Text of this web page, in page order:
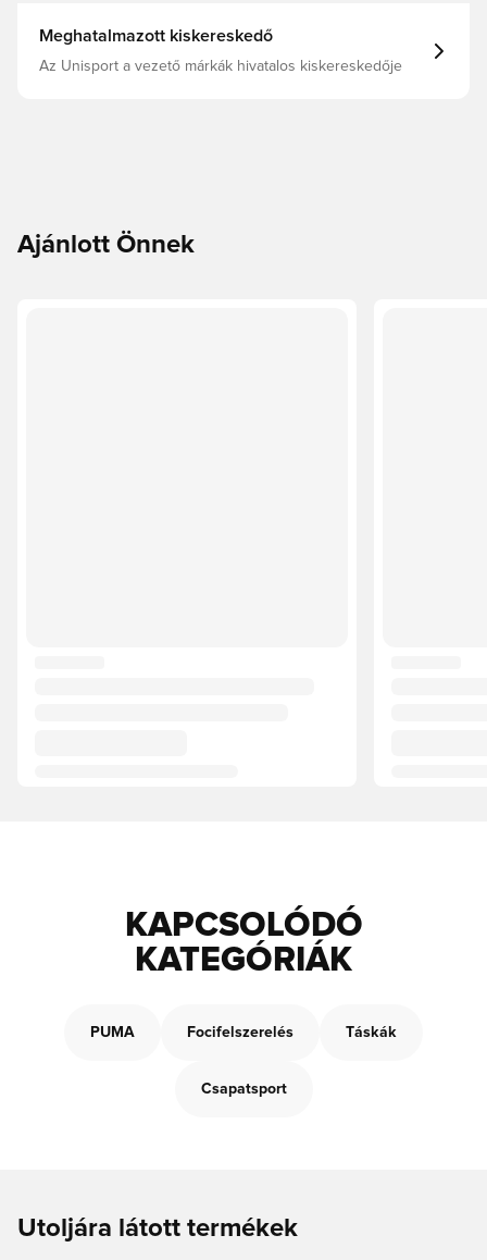
Meghatalmazott kiskereskedő
Az Unisport a vezető márkák hivatalos kiskereskedője
Ajánlott Önnek
KAPCSOLÓDÓ
KATEGÓRIÁK
PUMA Focifelszerelés Táskák
Csapatsport
Utoljára látott termékek